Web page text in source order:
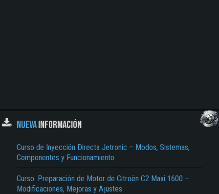
NUEVAINFORMACIÓN
Curso de Inyección Directa Jetronic – Modos, Sistemas,
Componentes y Funcionamiento
Curso: Preparación de Motor de Citroën C2 Maxi 1600 –
Modificaciones, Mejoras y Ajustes